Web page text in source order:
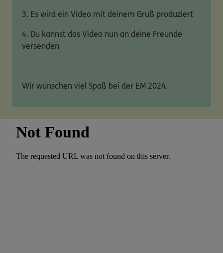
3. Es wird ein Video mit deinem Gruß produziert
4. Du kannst das Video nun an deine Freunde
versenden
Wir wünschen viel Spaß bei der EM 2024.